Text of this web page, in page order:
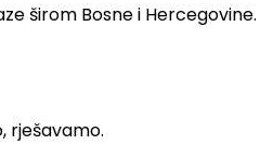
širom Bosne i Hercegovine.
rješavamo.